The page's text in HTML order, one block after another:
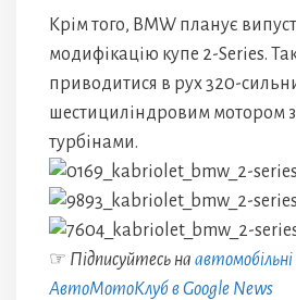
Крім того, BMW планує
модифікацію купе 2-Series.
приводитися в рух 320-
шестициліндровим мотором
турбінами.
☞ Підписуйтесь на
АвтоМотоКлуб в Google News